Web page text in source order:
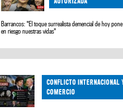
Barrancos: "El toque surrealista demencial de hoy pone
en riesgo nuestras vidas"
CONFLICTO INTERNACIONAL
COMERCIO